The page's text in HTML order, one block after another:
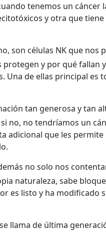
tenemos un cáncer
y otra que
son células NK que nos
y por qué fallan
Una de ellas principal es
tan generosa y tan
no, no tendríamos un
adicional que les permite
no solo nos
naturaleza, sabe
es listo y ha modificado
llama de última